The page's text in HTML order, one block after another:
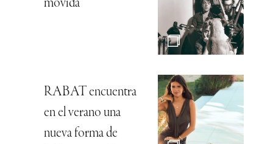
movida
RABAT encuentra
en el verano una
nueva forma de